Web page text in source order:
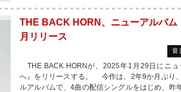
THE BACK HORN、ニューアルバム
月リリース
音
THE BACK HORNが、2025年1月29日にニ
へ』をリリースする。 今作は、2年9か月ぶり
ルアルバムで、4曲の配信シングルをはじめ、昨